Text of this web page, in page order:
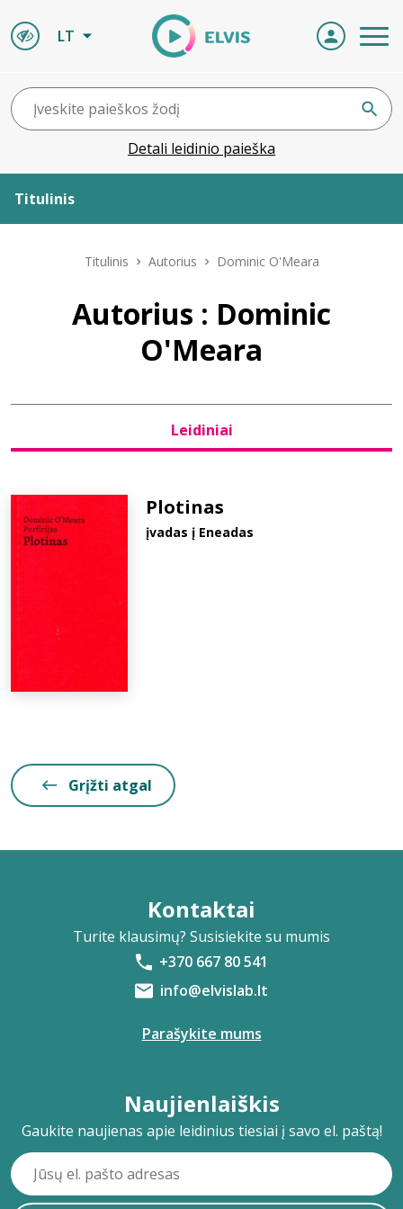
LT
Detali leidinio paieška
Titulinis
Naujienos
Bibliotekoms
D.U.K.
Titulinis Autorius Dominic O'Meara
Autorius : Dominic
O'Meara
Leidiniai
Plotinas
įvadas į Eneadas
Grįžti atgal
Kontaktai
Turite klausimų? Susisiekite su mumis
+370 667 80 541
info@elvislab.lt
Parašykite mums
Naujienlaiškis
Gaukite naujienas apie leidinius tiesiai į savo el. paštą!